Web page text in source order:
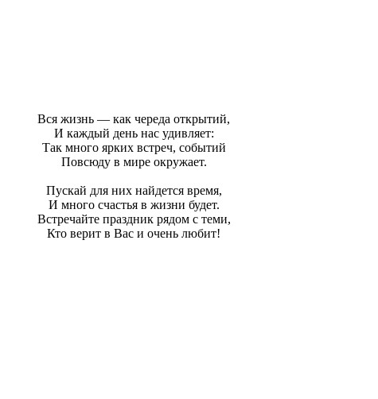
Вся жизнь — как череда открытий,
И каждый день нас удивляет:
Так много ярких встреч, событий
Повсюду в мире окружает.
Пускай для них найдется время,
И много счастья в жизни будет.
Встречайте праздник рядом с теми,
Кто верит в Вас и очень любит!